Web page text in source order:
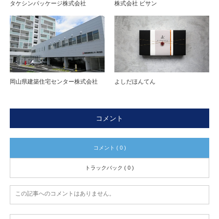
タケシンパッケージ株式会社 株式会社 ビサン
岡山県建築住宅センター株式会社 よしだほんてん
コメント
コメント ( 0 )
トラックバック ( 0 )
この記事へのコメントはありません。